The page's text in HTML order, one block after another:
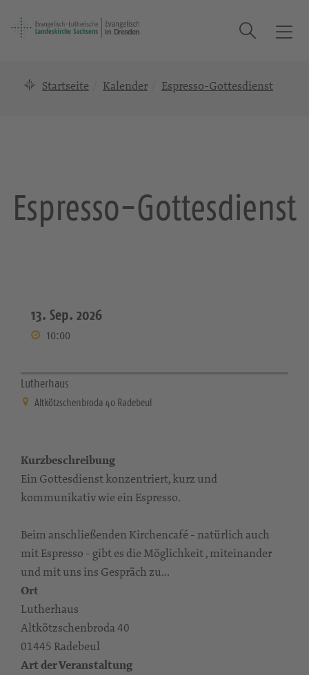
T
g
a
Suche
Startseite Kalender Espresso-Gottesdienst
Espresso-Gottesdienst
13. Sep. 2026
10:00
Lutherhaus
Altkötzschenbroda 40 Radebeul
Kurzbeschreibung
Ein Gottesdienst konzentriert, kurz und
kommunikativ wie ein Espresso.
Beim anschließenden Kirchencafé - natürlich auch
mit Espresso - gibt es die Möglichkeit , miteinander
und mit uns ins Gespräch zu...
Ort
Lutherhaus
Altkötzschenbroda 40
01445 Radebeul
Art der Veranstaltung